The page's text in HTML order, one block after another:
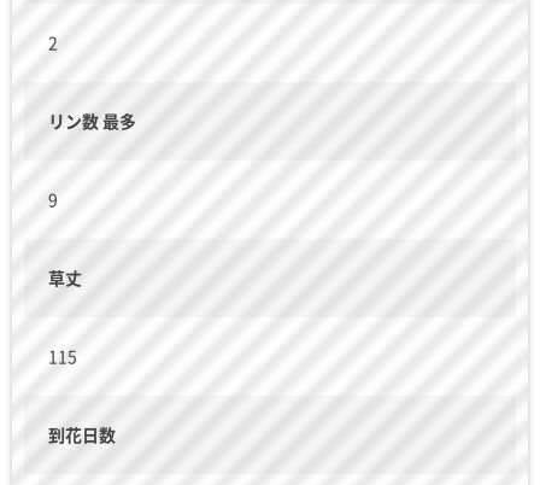
2
リン数 最多
9
草丈
115
到花日数